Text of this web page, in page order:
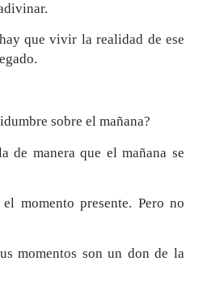
que vivir la realidad de ese
sobre el mañana?
de manera que el mañana se
momento presente. Pero no
momentos son un don de la